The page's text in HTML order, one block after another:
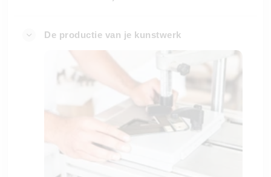
De productie van je kunstwerk